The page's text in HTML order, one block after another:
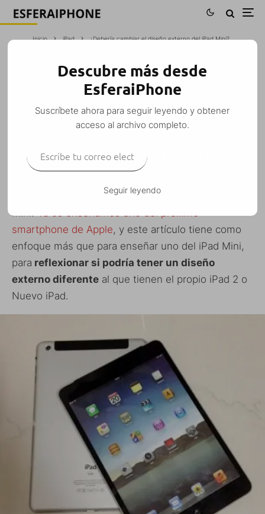
Inicio iPad ¿Debería cambiar el diseño externo del iPad Mini?
¿DEBERÍA CAMBIAR EL DISEÑO
EXTERNO DEL IPAD MINI?
Tomás · iPad Otros · 5 septiembre, 2012 · 2 Minutos de lectura
red muchos Mockups sobre el iPhone 5 o iPad
Mini.
smartphone de Apple, y este artículo tiene como
enfoque más que para enseñar uno del iPad Mini,
para reflexionar si podría tener un diseño
externo diferente al que tienen el propio iPad 2 o
Nuevo iPad.
Descubre más desde
EsferaiPhone
Suscríbete ahora para seguir leyendo y obtener
acceso al archivo completo.
Seguir leyendo